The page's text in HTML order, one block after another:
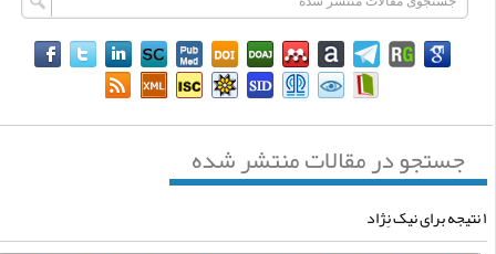
جستجو در مقالات منتشر شده